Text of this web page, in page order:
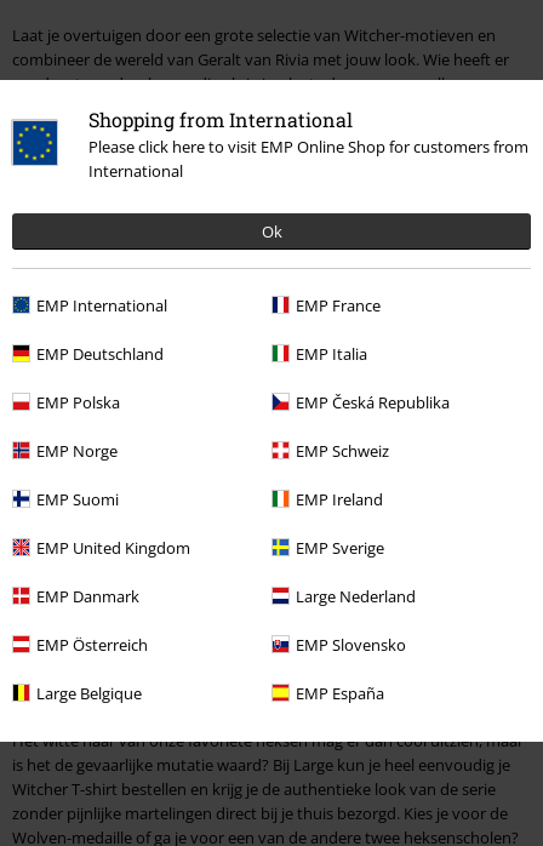
Shopping from International
Please click here to visit EMP Online Shop for customers from
International
Ok
EMP International EMP France
EMP Deutschland EMP Italia
EMP Polska EMP Česká Republika
EMP Norge EMP Schweiz
EMP Suomi EMP Ireland
EMP United Kingdom EMP Sverige
EMP Danmark Large Nederland
EMP Österreich EMP Slovensko
Large Belgique EMP España
Laat je overtuigen door een grote selectie van Witcher-motieven en
combineer de wereld van Geralt van Rivia met jouw look. Wie heeft er
goud en toverdranken nodig als je in plaats daarvan een volle
kledingkast kunt hebben? Dus – geef shirts aan je heks, goede mensen!
Heb je de boeken gelezen? Alle games gespeeld? En de serie in één
adem ingeademd? Dan ben je in onze Witcher T-shirt winkel precies op
en kleur die je zoekt – van de gespierde Geralt tot de sierlijke Ciri, er is
voor iedereen een passend Witcher T-shirt. Waar wacht je nog op? Shirts
of Brehen is – tussen deze zilveren zwaarden kom je beter niet. Maar
naar de vesting kunt brengen? Witcher T-shirts zijn het perfecte
voor de stadspoorten van Metinna, of 's avonds naar een ridderbal gaat
hun korte mouwen zijn de stijlvolle bovenkleding prima geschikt voor
hoodie en in combinatie met een open flanellen overhemd gedragen
dat een tovenaar waardig is!
Het witte haar van onze favoriete heksen mag er dan cool uitzien, maar
is het de gevaarlijke mutatie waard? Bij Large kun je heel eenvoudig je
Witcher T-shirt bestellen en krijg je de authentieke look van de serie
zonder pijnlijke martelingen direct bij je thuis bezorgd. Kies je voor de
Wolven-medaille of ga je voor een van de andere twee heksenscholen?